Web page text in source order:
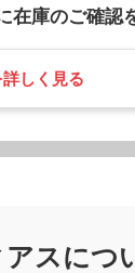
在庫のご確認
しく見る
スにつ